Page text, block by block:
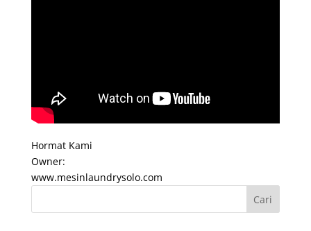
Hormat Kami
Owner:
www.mesinlaundrysolo.com